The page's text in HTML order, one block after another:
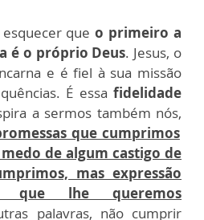
esquecer queo primeiro a
é o próprio Deus. Jesus, o
e é fiel à sua missão
É essa fidelidade
a sermos também nós,
que cumprimos
de algum castigo de
mas expressão
que lhe queremos
palavras, não cumprir